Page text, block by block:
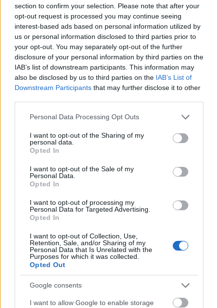
section to confirm your selection. Please note that after your
opt-out request is processed you may continue seeing
interest-based ads based on personal information utilized by
us or personal information disclosed to third parties prior to
your opt-out. You may separately opt-out of the further
disclosure of your personal information by third parties on the
IAB’s list of downstream participants. This information may
also be disclosed by us to third parties on the IAB’s List of
Downstream Participants that may further disclose it to other
Please note that this website/app uses one or more Google
not limited to your visit or usage behaviour. You may click to
grant or deny consent to Google and its third-party tags to
use your data for below specified purposes in below Google
consent section.
Personal Data Processing Opt Outs
I want to opt-out of the Sharing of my
personal data.
Opted In
I want to opt-out of the Sale of my
Personal Data.
Opted In
I want to opt-out of processing my
Personal Data for Targeted Advertising.
Opted In
I want to opt-out of Collection, Use,
Retention, Sale, and/or Sharing of my
Personal Data that Is Unrelated with the
Purposes for which it was collected.
Opted Out
Google consents
I want to allow Google to enable storage
Παράλληλα, το Ιράν ζητά πολεμικές
αποζημιώσεις, άρση των κυρώσεων και του
ναυτικού αποκλεισμού, επανέναρξη των
εξαγωγών πετρελαίου και εγγυήσεις ότι δεν θα
υπάρξουν νέες αμερικανικές επιθέσεις. Η
Τεχεράνη ζητά επίσης τη σταδιακή
επαναλειτουργία των Στενών του Ορμούζ και την
αποδέσμευση ιρανικών κεφαλαίων που
παραμένουν δεσμευμένα στο εξωτερικό.